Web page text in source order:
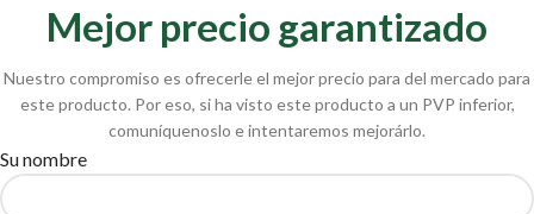
Mejor precio garantizado
Nuestro compromiso es ofrecerle el mejor precio para del mercado para
este producto. Por eso, si ha visto este producto a un PVP inferior,
comuníquenoslo e intentaremos mejorárlo.
Su nombre